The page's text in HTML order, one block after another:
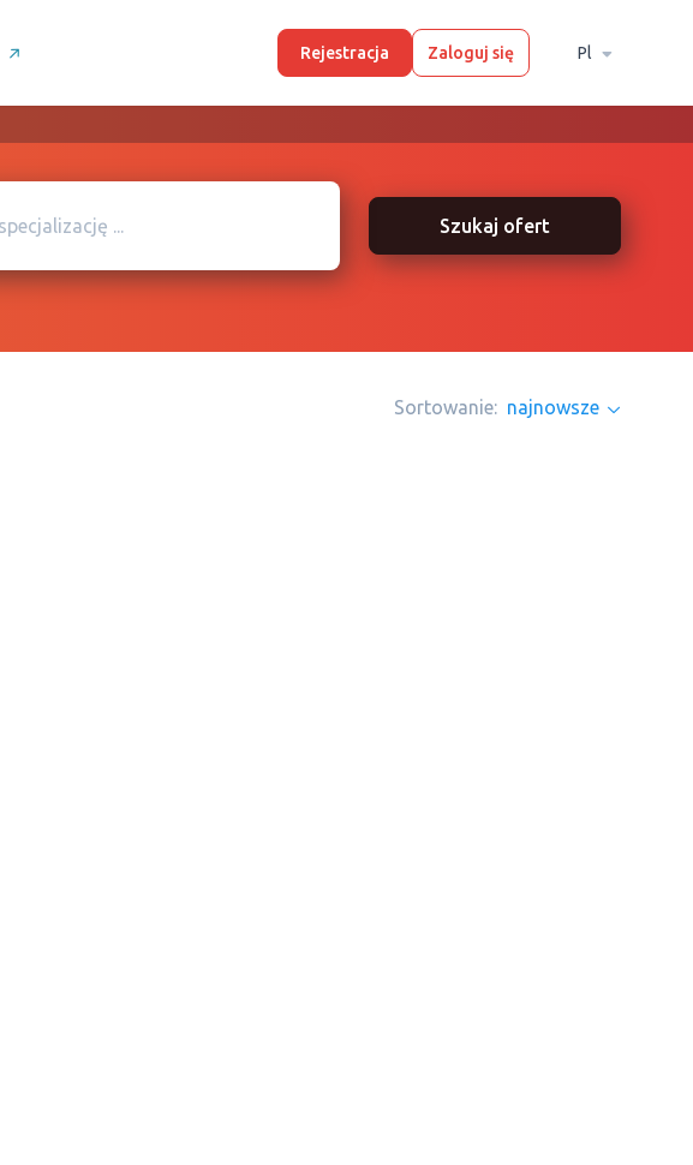
Rejestracja Zaloguj się Pl
Szukaj ofert
Sortowanie: najnowsze